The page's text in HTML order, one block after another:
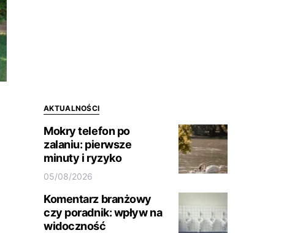
AKTUALNOŚCI
Mokry telefon po
zalaniu: pierwsze
minuty i ryzyko
05/08/2026
Komentarz branżowy
czy poradnik: wpływ na
widoczność